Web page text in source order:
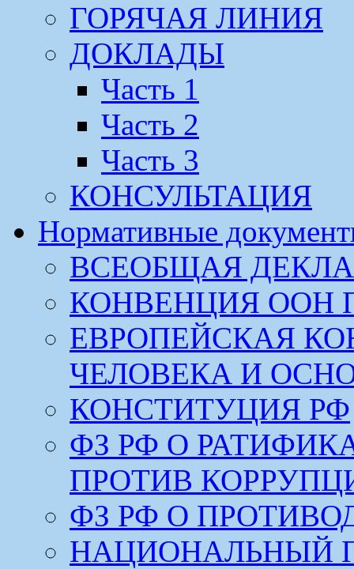
ГОРЯЧАЯ ЛИНИЯ
ДОКЛАДЫ
Часть 1
Часть 2
Часть 3
КОНСУЛЬТАЦИЯ
Нормативные
ВСЕОБЩАЯ
КОНВЕНЦИЯ ООН
ЕВРОПЕЙСКАЯ
ЧЕЛОВЕКА И
КОНСТИТУЦИЯ РФ
ФЗ РФ О
ПРОТИВ
ФЗ РФ О
НАЦИОНАЛЬНЫЙ